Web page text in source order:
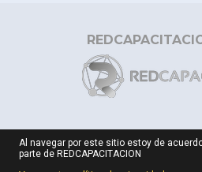
Al navegar por este sitio estoy de
parte de REDCAPACITACION